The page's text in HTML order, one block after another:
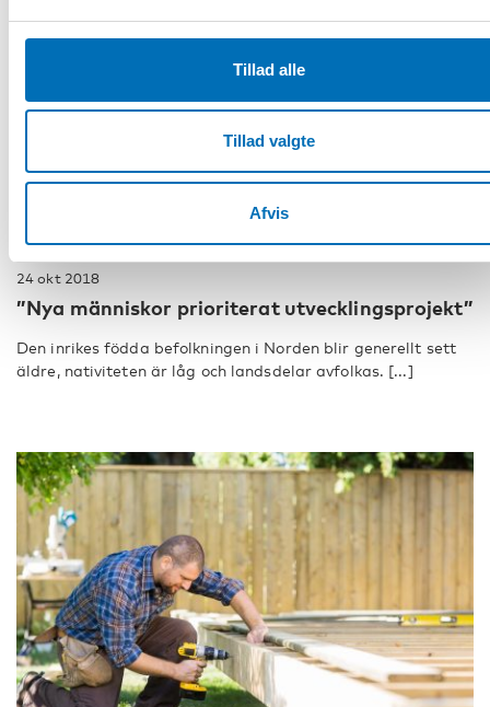
Tillad alle
Tillad valgte
Afvis
INTEGRATION
24 okt 2018
”Nya människor prioriterat utvecklingsprojekt”
Den inrikes födda befolkningen i Norden blir generellt sett
äldre, nativiteten är låg och landsdelar avfolkas. [...]